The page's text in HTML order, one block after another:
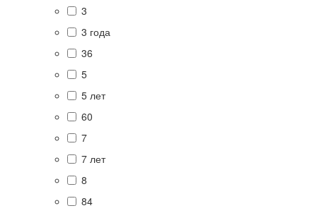
3
3 года
36
5
5 лет
60
7
7 лет
8
84